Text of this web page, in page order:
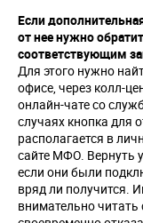
Если
от нее нужно
соответствующим
Для этого нужно
офисе, через колл-
онлайн-чате со
случаях кнопка для
располагается в
сайте МФО. Вернуть
если они были
вряд ли получится.
внимательно